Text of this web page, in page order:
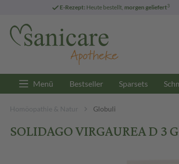
E-Rezept: Heute bestellt, morgen geliefert3
Menü Bestseller Sparsets
Homöopathie & Natur Globuli
SOLIDAGO VIRGAUREA D